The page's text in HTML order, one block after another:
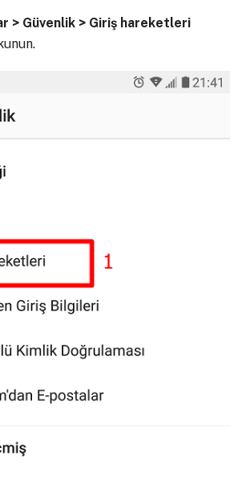
> Güvenlik > Giriş hareketleri